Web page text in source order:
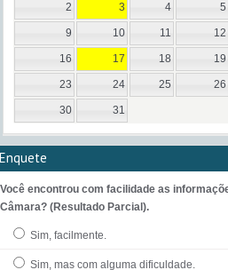
2 3 4 5
9 10 11 12
16 17 18 19
23 24 25 26
30 31
Enquete
Você encontrou com facilidade as
Câmara? (Resultado Parcial).
Sim, facilmente.
Sim, mas com alguma dificuldade.